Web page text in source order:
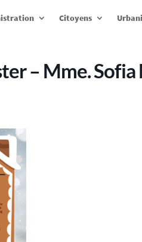
Citoyens
– Mme. Sofia